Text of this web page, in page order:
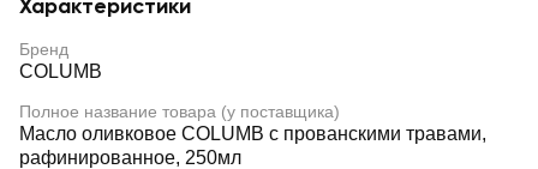
Характеристики
Бренд
COLUMB
Полное название товара (у поставщика)
Масло оливковое COLUMB с прованскими травами,
рафинированное, 250мл